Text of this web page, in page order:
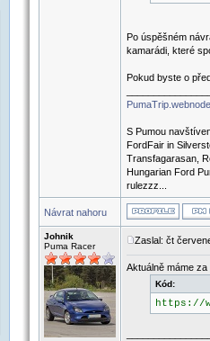
Po úspěšném
kamarádi, které
Pokud byste o
S Pumou
FordFair in
Transfagarasan,
Hungarian Ford
rulezzz...
Návrat nahoru
Johnik
Puma Racer
Zaslal: čt
Aktuálně máme
Kód:
https://